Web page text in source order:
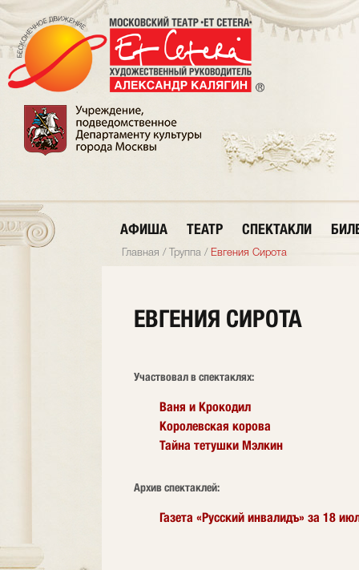
АФИША ТЕАТР СПЕКТАКЛИ
Главная / Труппа / Евгения Сирота
ЕВГЕНИЯ СИРОТА
Участвовал в спектаклях:
Ваня и Крокодил
Королевская корова
Тайна тетушки Мэлкин
Архив спектаклей:
Газета «Русский инвалидъ» за 18